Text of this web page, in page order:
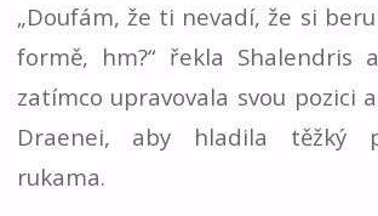
„Doufám, že ti nevadí, že si
formě, hm?“ řekla Shalendris
zatímco upravovala svou pozici
Draenei, aby hladila těžký
rukama.